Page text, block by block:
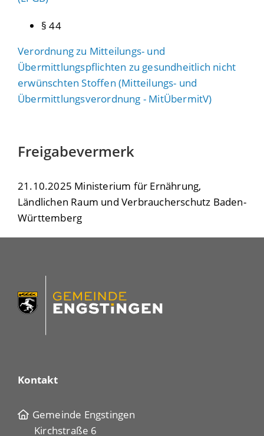
§ 44
Verordnung zu Mitteilungs- und
Übermittlungspflichten zu gesundheitlich nicht
erwünschten Stoffen (Mitteilungs- und
Übermittlungsverordnung - MitÜbermitV)
Freigabevermerk
21.10.2025 Ministerium für Ernährung,
Ländlichen Raum und Verbraucherschutz Baden-
Württemberg
Kontakt
Gemeinde Engstingen
Kirchstraße 6